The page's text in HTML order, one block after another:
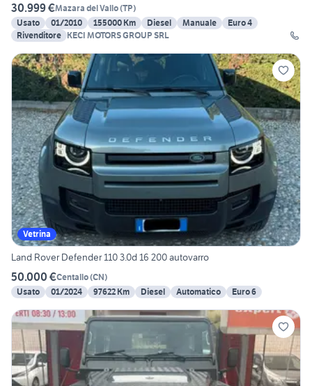
30.999 €Mazara del Vallo(TP)
Usato
01/2010 155000 Km Diesel Manuale
Euro 4
Rivenditore KECI MOTORS GROUP SRL
Vetrina
Land Rover Defender 110 3.0d 16 200 autovarro
50.000 €Centallo(CN)
Usato
01/2024 97622 Km Diesel Automatico Euro 6